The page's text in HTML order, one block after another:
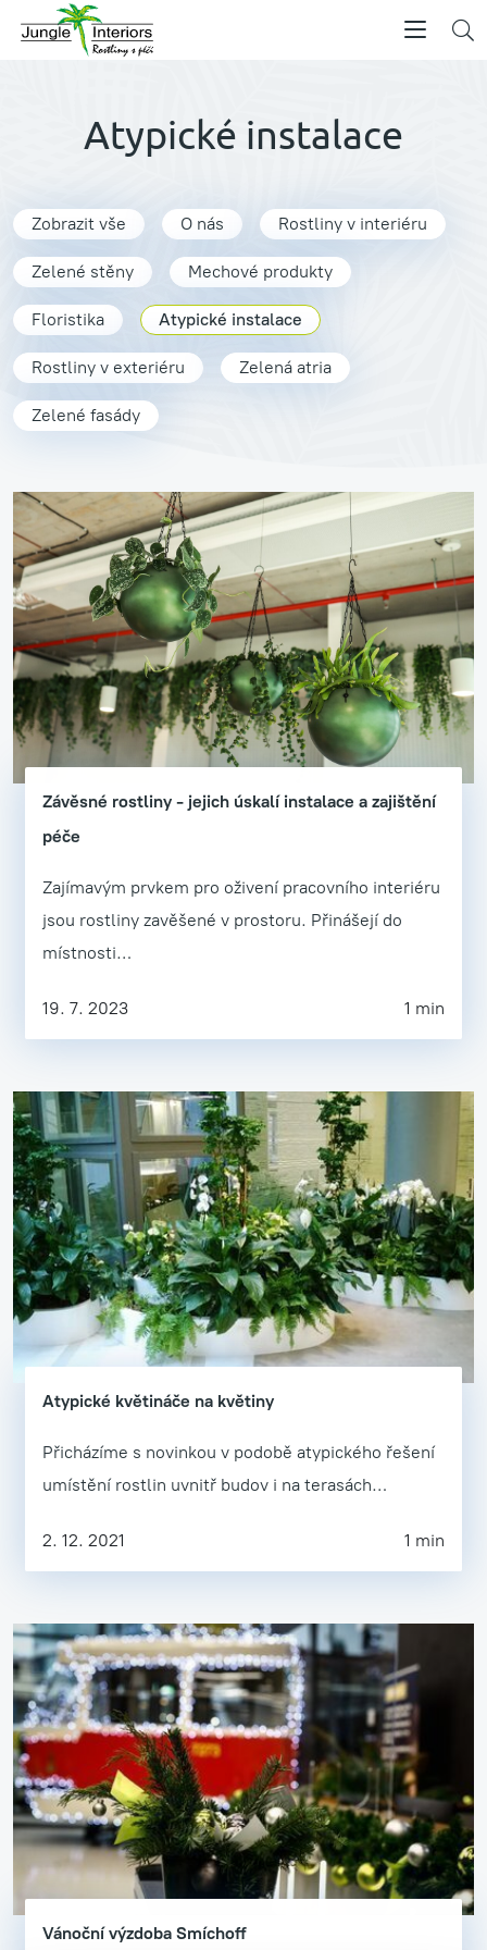
Atypické instalace
Zobrazit vše O nás Rostliny v interiéru
Zelené stěny Mechové produkty
Floristika Atypické instalace
Rostliny v exteriéru Zelená atria
Zelené fasády
Závěsné rostliny - jejich úskalí instalace a zajištění
péče
Zajímavým prvkem pro oživení pracovního interiéru
jsou rostliny zavěšené v prostoru. Přinášejí do
místnosti…
19. 7. 2023 1 min
Atypické květináče na květiny
Přicházíme s novinkou v podobě atypického řešení
umístění rostlin uvnitř budov i na terasách…
2. 12. 2021 1 min
Vánoční výzdoba Smíchoff